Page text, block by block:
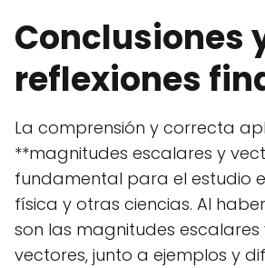
Conclusiones
reflexiones
La comprensión y correcta
**magnitudes escalares y
fundamental para el estudio
física y otras ciencias. Al
son las magnitudes escalares
vectores, junto a ejemplos y